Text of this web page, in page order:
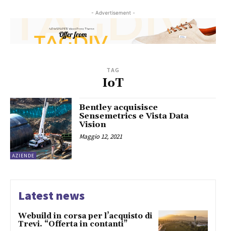
- Advertisement -
TAG
IoT
AZIENDE
Bentley acquisisce
Sensemetrics e Vista Data
Vision
Maggio 12, 2021
Latest news
Webuild in corsa per l’acquisto di
Trevi. “Offerta in contanti”